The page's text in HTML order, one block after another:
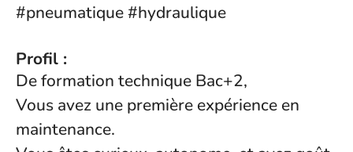
#pneumatique #hydraulique
Profil :
De formation technique Bac+2,
Vous avez une première expérience en
maintenance.